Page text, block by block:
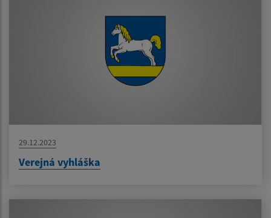
29.12.2023
Verejná vyhláška